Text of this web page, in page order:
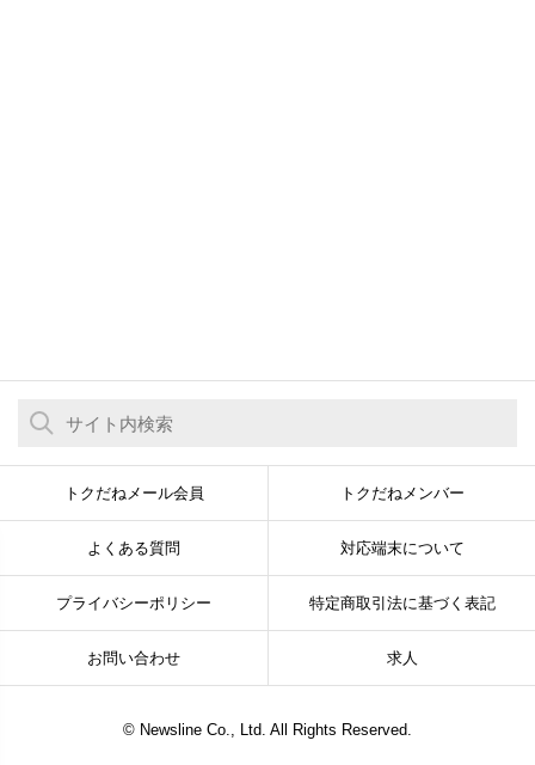
トクだねメール会員 トクだねメンバー
よくある質問 対応端末について
プライバシーポリシー 特定商取引法に基づく表記
お問い合わせ 求人
© Newsline Co., Ltd. All Rights Reserved.